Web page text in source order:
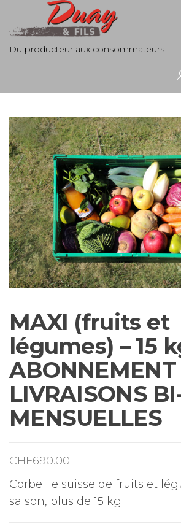
Du producteur aux consommateurs
MAXI (fruits et
légumes) – 15
ABONNEMENT
LIVRAISONS
MENSUELLES
CHF690.00
Corbeille suisse de fruits et
saison, plus de 15 kg